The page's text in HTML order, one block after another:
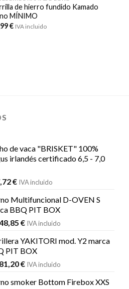
de hierro fundido Kamado
MÍNIMO
€ IVA incluido
de vaca "BRISKET" 100%
irlandés certificado 6,5 - 7,0
€ IVA incluido
Multifuncional D-OVEN S
BBQ PIT BOX
€ IVA incluido
YAKITORI mod. Y2 marca
PIT BOX
€ IVA incluido
smoker Bottom Firebox XXS